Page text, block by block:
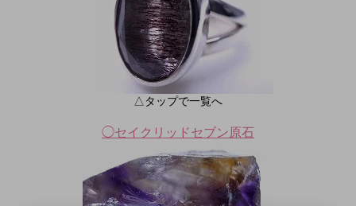
△タップで一覧へ
◯セイクリッドセブン原石